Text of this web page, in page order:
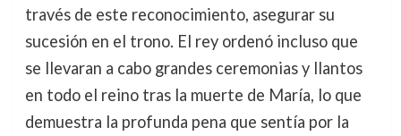
través de este reconocimiento, asegurar su
sucesión en el trono. El rey ordenó incluso que
se llevaran a cabo grandes ceremonias y llantos
en todo el reino tras la muerte de María, lo que
demuestra la profunda pena que sentía por la